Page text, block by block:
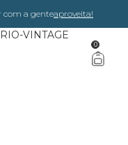
com a genteaproveita!
0